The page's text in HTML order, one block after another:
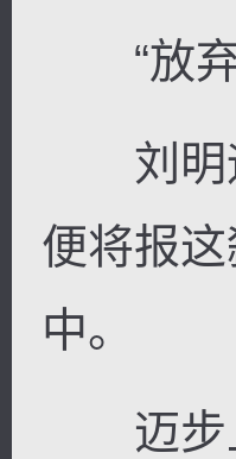
“放弃
刘明远
便将报
中。
迈步上